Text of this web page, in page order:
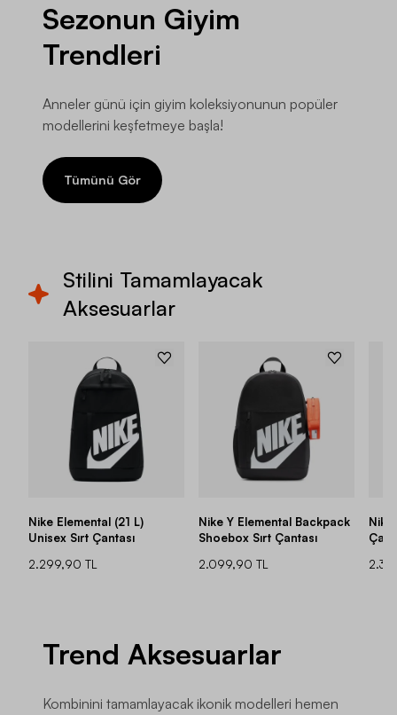
Sezonun Giyim
Trendleri
Anneler günü için giyim koleksiyonunun popüler
modellerini keşfetmeye başla!
Tümünü Gör
Stilini Tamamlayacak
Aksesuarlar
Nike Elemental (21 L)
Unisex Sırt Çantası
2.299,90 TL
Nike Y Elemental Backpack
Shoebox Sırt Çantası
2.099,90 TL
Nike
Trend Aksesuarlar
Kombinini tamamlayacak ikonik modelleri hemen